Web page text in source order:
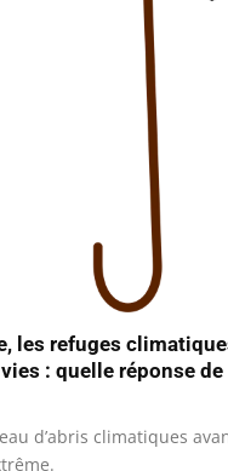
les refuges
: quelle réponse de
d’abris climatiques